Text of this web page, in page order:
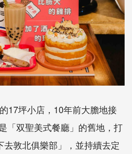
17坪小店，10年前大膽地接
「双聖美式餐廳」的舊地，打
敦北俱樂部」，並持續去定